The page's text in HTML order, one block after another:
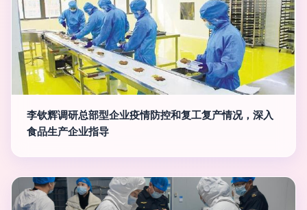
李钦辉调研总部型企业疫情防控和复工复产情况，深入
食品生产企业指导